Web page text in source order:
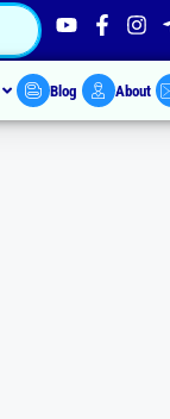
Blog About